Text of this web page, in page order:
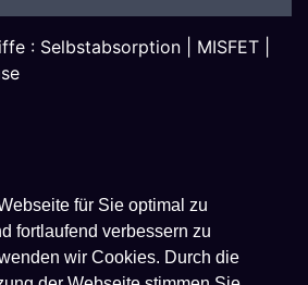
für Sie optimal zu
fortlaufend verbessern zu
wir Cookies. Durch die
: Selbstabsorption MISFET
Techniklexikon.net - All Rights